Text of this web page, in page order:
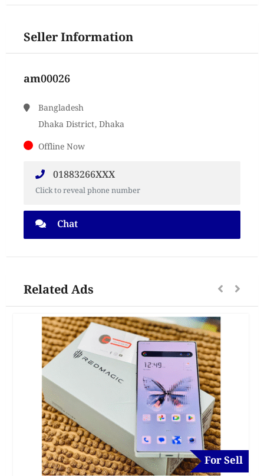
Seller Information
am00026
Bangladesh
Dhaka District, Dhaka
Offline Now
01883266XXX
Click to reveal phone number
Chat
Related Ads
For Sell